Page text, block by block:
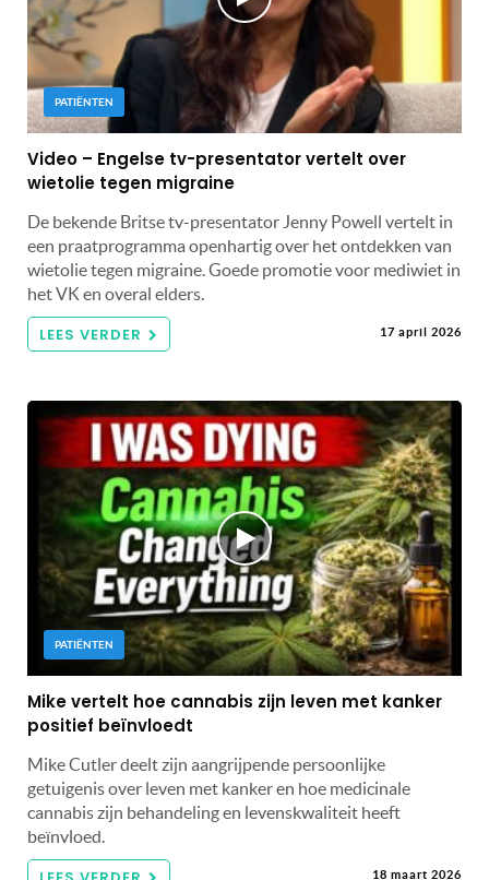
PATIËNTEN
Video – Engelse tv-presentator vertelt over
wietolie tegen migraine
De bekende Britse tv-presentator Jenny Powell vertelt in
een praatprogramma openhartig over het ontdekken van
wietolie tegen migraine. Goede promotie voor mediwiet in
het VK en overal elders.
LEES VERDER 17 april 2026
PATIËNTEN
Mike vertelt hoe cannabis zijn leven met kanker
positief beïnvloedt
Mike Cutler deelt zijn aangrijpende persoonlijke
getuigenis over leven met kanker en hoe medicinale
cannabis zijn behandeling en levenskwaliteit heeft
beïnvloed.
18 maart 2026